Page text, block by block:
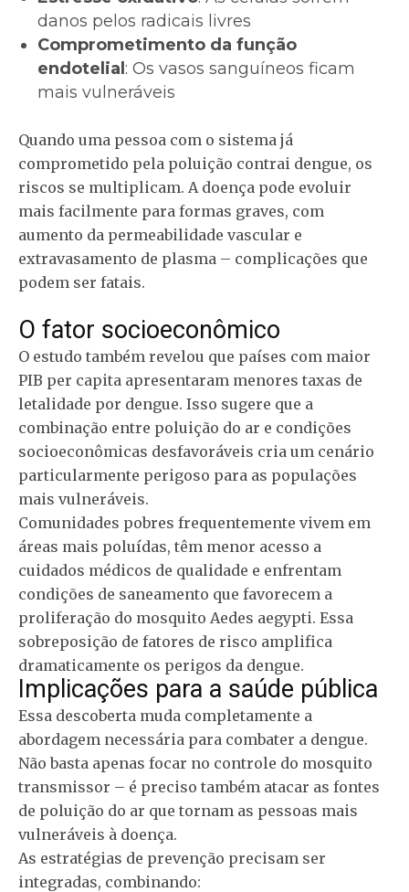
danos pelos radicais livres
Comprometimento da função
endotelial : Os vasos sanguíneos ficam
mais vulneráveis
Quando uma pessoa com o sistema já
comprometido pela poluição contrai dengue, os
riscos se multiplicam. A doença pode evoluir
mais facilmente para formas graves, com
aumento da permeabilidade vascular e
extravasamento de plasma – complicações que
podem ser fatais.
O fator socioeconômico
O estudo também revelou que países com maior
PIB per capita apresentaram menores taxas de
letalidade por dengue. Isso sugere que a
combinação entre poluição do ar e condições
socioeconômicas desfavoráveis cria um cenário
particularmente perigoso para as populações
mais vulneráveis.
Comunidades pobres frequentemente vivem em
áreas mais poluídas, têm menor acesso a
cuidados médicos de qualidade e enfrentam
condições de saneamento que favorecem a
proliferação do mosquito Aedes aegypti. Essa
sobreposição de fatores de risco amplifica
dramaticamente os perigos da dengue.
Implicações para a saúde pública
Essa descoberta muda completamente a
abordagem necessária para combater a dengue.
Não basta apenas focar no controle do mosquito
transmissor – é preciso também atacar as fontes
de poluição do ar que tornam as pessoas mais
vulneráveis à doença.
As estratégias de prevenção precisam ser
integradas, combinando: